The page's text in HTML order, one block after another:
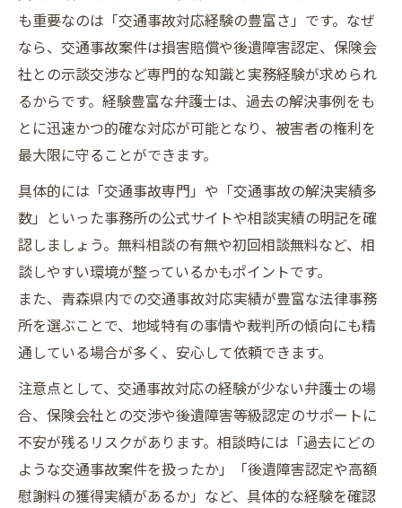
用術
交通事故関連でダメな弁護士を避ける方法
交通事故問題で安心できる弁護士を選ぶ基
準
知らないと損する青森での交通事故相談方法
交通事故相談時に活用できる窓口の種類
交通事故の無料相談を賢く利用するポイン
ト
交通事故被害者向け法律相談の流れと注意
点
交通事故に詳しい弁護士への相談準備法
交通事故相談で知っておくべきサポート内
快適な交通事故解決へ導く弁護士選びの極意
交通事故解決に向けた弁護士選びの基準
交通事故でスムーズな解決を目指す秘訣
交通事故問題に強い弁護士の選択ポイント
も重要なのは「交通事故対応経験の豊富さ」です。なぜ
なら、交通事故案件は損害賠償や後遺障害認定、保険会
社との示談交渉など専門的な知識と実務経験が求められ
るからです。経験豊富な弁護士は、過去の解決事例をも
とに迅速かつ的確な対応が可能となり、被害者の権利を
最大限に守ることができます。
具体的には「交通事故専門」や「交通事故の解決実績多
数」といった事務所の公式サイトや相談実績の明記を確
認しましょう。無料相談の有無や初回相談無料など、相
談しやすい環境が整っているかもポイントです。
また、青森県内での交通事故対応実績が豊富な法律事務
所を選ぶことで、地域特有の事情や裁判所の傾向にも精
通している場合が多く、安心して依頼できます。
注意点として、交通事故対応の経験が少ない弁護士の場
合、保険会社との交渉や後遺障害等級認定のサポートに
不安が残るリスクがあります。相談時には「過去にどの
ような交通事故案件を扱ったか」「後遺障害認定や高額
慰謝料の獲得実績があるか」など、具体的な経験を確認